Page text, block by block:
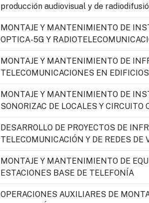
producción audiovisual y de
MONTAJE Y MANTENIMIENTO DE
OPTICA-5G Y
MONTAJE Y MANTENIMIENTO DE
TELECOMUNICACIONES EN EDIFICIOS
MONTAJE Y MANTENIMIENTO DE
SONORIZAC DE LOCALES Y CIRCUITO
DESARROLLO DE PROYECTOS DE
TELECOMUNICACIÓN Y DE REDES DE
MONTAJE Y MANTENIMIENTO DE
ESTACIONES BASE DE TELEFONÍA
OPERACIONES AUXILIARES DE